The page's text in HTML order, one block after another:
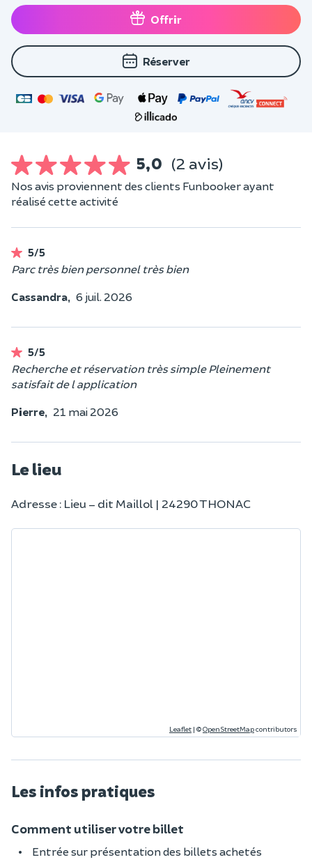
Offrir
Réserver
5,0 (2 avis)
Nos avis proviennent des clients Funbooker ayant
réalisé cette activité
5/5
Parc très bien personnel très bien
Cassandra, 6 juil. 2026
5/5
Recherche et réservation très simple Pleinement
satisfait de l application
Pierre, 21 mai 2026
Le lieu
Adresse : Lieu – dit Maillol | 24290 THONAC
Leaflet | ©OpenStreetMapcontributors
Les infos pratiques
Comment utiliser votre billet
Entrée sur présentation des billets achetés